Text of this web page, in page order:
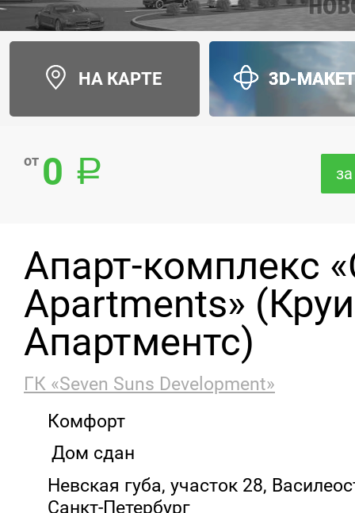
НА КАРТЕ 3D-
от 0
Апарт-комплекс
Apartments»
Апартментс)
ГК «Seven Suns Development»
Комфорт
Дом сдан
Невская губа, участок 28,
Санкт-Петербург